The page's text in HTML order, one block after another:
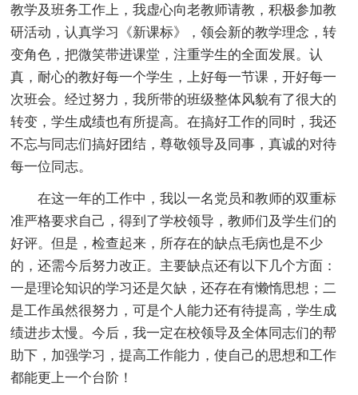
教学及班务工作上，我虚心向老教师请教，积极参加教
研活动，认真学习《新课标》，领会新的教学理念，转
变角色，把微笑带进课堂，注重学生的全面发展。认
真，耐心的教好每一个学生，上好每一节课，开好每一
次班会。经过努力，我所带的班级整体风貌有了很大的
转变，学生成绩也有所提高。在搞好工作的同时，我还
不忘与同志们搞好团结，尊敬领导及同事，真诚的对待
每一位同志。
在这一年的工作中，我以一名党员和教师的双重标
准严格要求自己，得到了学校领导，教师们及学生们的
好评。但是，检查起来，所存在的缺点毛病也是不少
的，还需今后努力改正。主要缺点还有以下几个方面：
一是理论知识的学习还是欠缺，还存在有懒惰思想；二
是工作虽然很努力，可是个人能力还有待提高，学生成
绩进步太慢。今后，我一定在校领导及全体同志们的帮
助下，加强学习，提高工作能力，使自己的思想和工作
都能更上一个台阶！